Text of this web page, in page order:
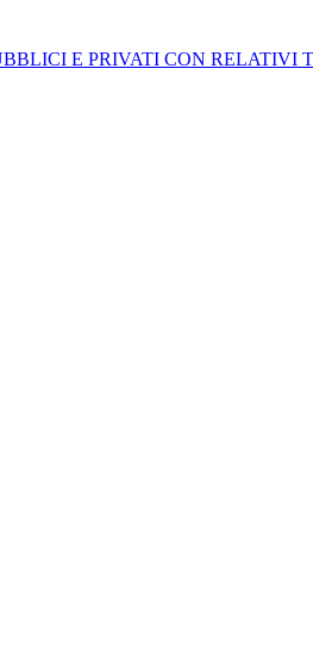
E PRIVATI CON